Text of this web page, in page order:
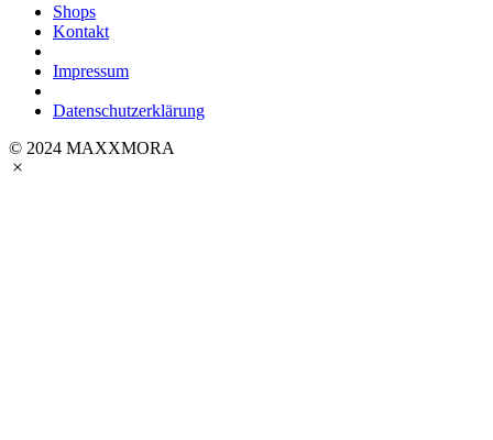
Shops
Kontakt
Impressum
Datenschutzerklärung
© 2024 MAXXMORA